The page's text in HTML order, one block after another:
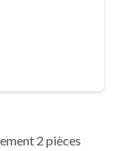
2 pièces